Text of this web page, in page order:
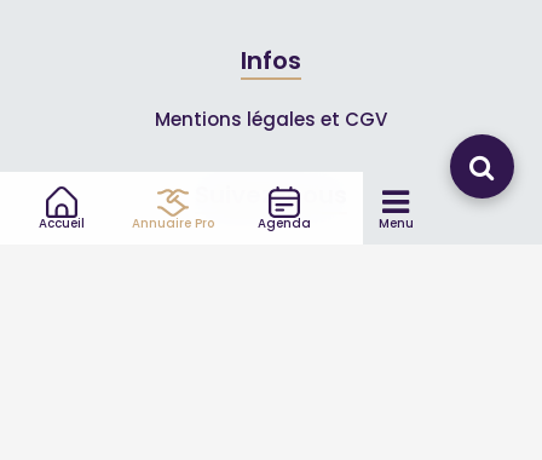
Accueil Annuaire Pro Agenda Menu
Infos
Mentions légales et CGV
Suivez-nous